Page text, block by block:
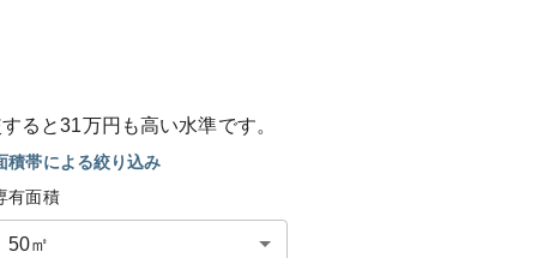
ると31万円も高い水準です。
積帯による絞り込み
有面積
50㎡